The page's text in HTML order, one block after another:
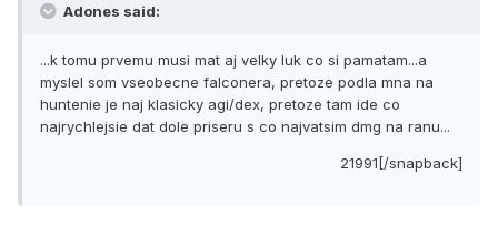
Adones said:
...k tomu prvemu musi mat aj velky luk co si pamatam...a
myslel som vseobecne falconera, pretoze podla mna na
huntenie je naj klasicky agi/dex, pretoze tam ide co
najrychlejsie dat dole priseru s co najvatsim dmg na ranu...
21991[/snapback]